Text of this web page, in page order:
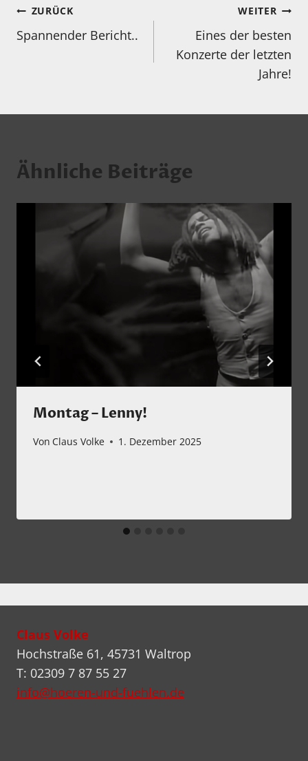
Beitragsnavigation
ZURÜCK
Spannender Bericht..
WEITER
Eines der besten
Konzerte der letzten
Jahre!
Ähnliche Beiträge
Montag – Lenny!
Von Claus Volke 1. Dezember 2025
Claus Volke
Hochstraße 61, 45731 Waltrop
T: 02309 7 87 55 27
info@hoeren-und-fuehlen.de